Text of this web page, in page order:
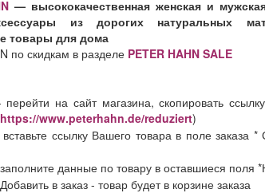
— высококачественная женская и
из дорогих натуральных
товары для дома
по скидкам в разделе PETER HAHN SALE
на сайт магазина, скопировать
https://www.peterhahn.de/reduziert)
ссылку Вашего товара в поле заказа *
данные по товару в оставшиеся
в заказ - товар будет в корзине заказа